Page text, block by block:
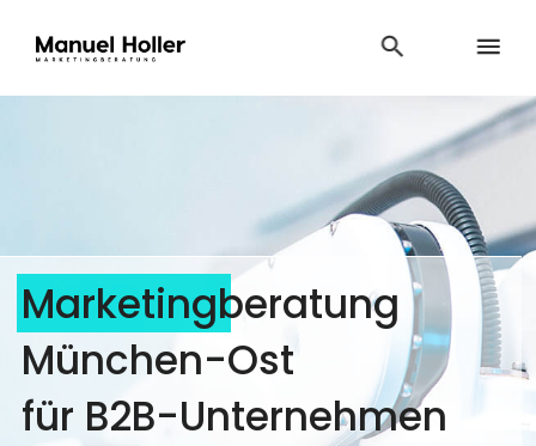
Marketingberatung
München-Ost
für B2B-Unternehmen